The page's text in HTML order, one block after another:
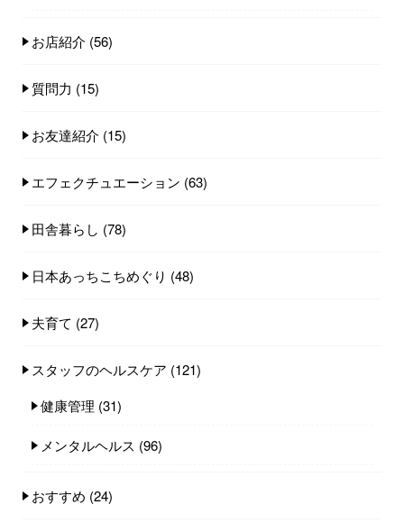
お店紹介 (56)
質問力 (15)
お友達紹介 (15)
エフェクチュエーション (63)
田舎暮らし (78)
日本あっちこちめぐり (48)
夫育て (27)
スタッフのヘルスケア (121)
健康管理 (31)
メンタルヘルス (96)
おすすめ (24)